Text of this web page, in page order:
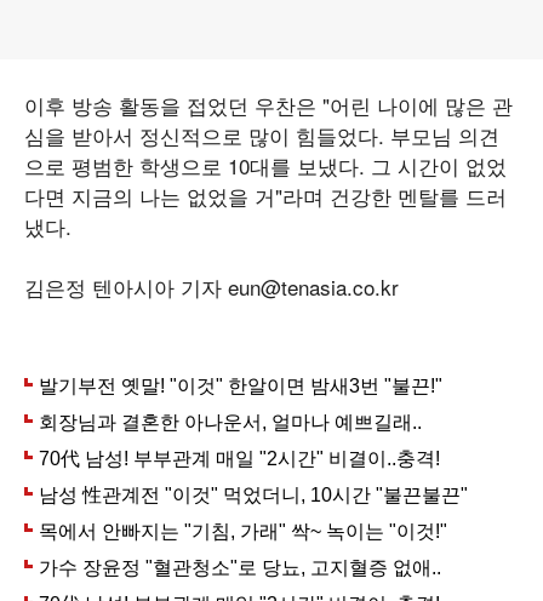
이후 방송 활동을 접었던 우찬은 "어린 나이에 많은 관
심을 받아서 정신적으로 많이 힘들었다. 부모님 의견
으로 평범한 학생으로 10대를 보냈다. 그 시간이 없었
다면 지금의 나는 없었을 거"라며 건강한 멘탈를 드러
냈다.
김은정 텐아시아 기자 eun@tenasia.co.kr